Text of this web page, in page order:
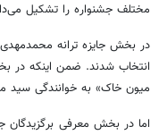
مختلف جشنواره را تشکیل
در بخش جایزه ترانه
انتخاب شدند. ضمن اینکه در
میون خاک» به خوانندگی سید
اما در بخش معرفی برگزیدگان